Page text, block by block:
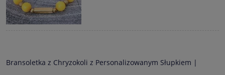
Bransoletka z Chryzokoli z Personalizowanym Słupkiem |